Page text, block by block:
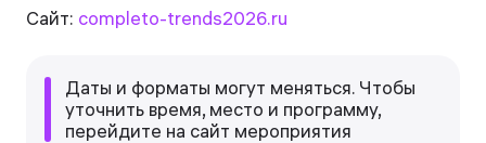
Сайт: completo-trends2026.ru
Даты и форматы могут меняться. Чтобы
уточнить время, место и программу,
перейдите на сайт мероприятия